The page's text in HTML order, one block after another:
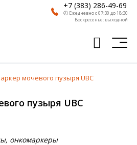
+7 (383) 286-49-69
🕗 Ежедневно с 07:30 до 18:30
Воскресенье: выходной
мочевого пузыря UBC
пузыря UBC
онкомаркеры